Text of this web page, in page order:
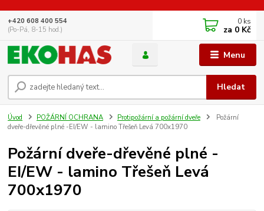
Menu
Hledat
+420 608 400 554
(Po-Pá, 8-15 hod.)
0 ks
za 0 Kč
Úvod POŽÁRNÍ OCHRANA Protipožární a požární dveře
Požární
dveře-dřevěné plné -EI/EW - lamino Třešeň Levá 700x1970
Požární dveře-dřevěné plné -
EI/EW - lamino Třešeň Levá
700x1970